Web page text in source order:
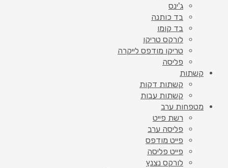
ג'ינס
בד כותנה
בד קומו
לורקס טריקו
טריקו מודפס לייקרה
פליסה
קשתות
קשתות דקות
קשתות עבות
מטפחות ערב
רשת פייט
פליסה ערב
פייט מודפס
פייט פליסה
לורקס נצנץ